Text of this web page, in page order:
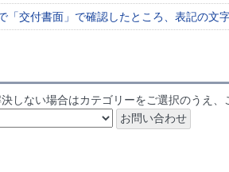
「交付書面」で確認したところ、表記の文
決しない場合はカテゴリーをご選択のうえ